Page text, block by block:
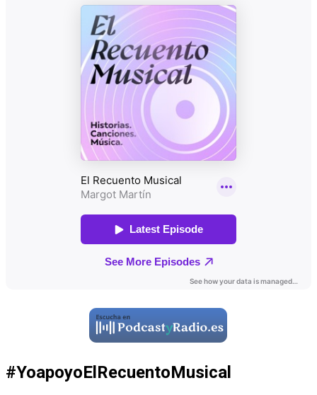
#YoapoyoElRecuentoMusical